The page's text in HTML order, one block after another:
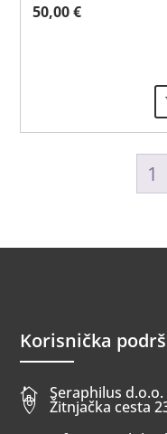
50,00€
1
Korisnička
 Seraphilus d.o.o.
 Žitnjačka cesta